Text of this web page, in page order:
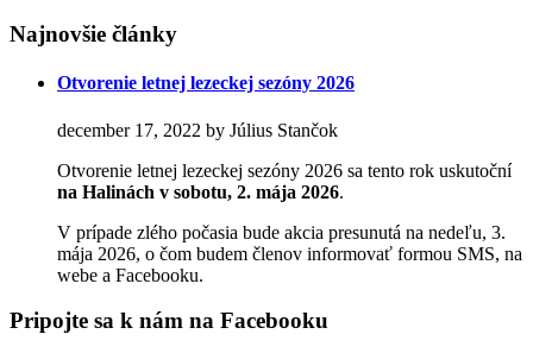
Najnovšie články
Otvorenie letnej lezeckej sezóny 2026
december 17, 2022 by Július Stančok
Otvorenie letnej lezeckej sezóny 2026 sa tento rok uskutoční
na Halinách v sobotu, 2. mája 2026.
V prípade zlého počasia bude akcia presunutá na nedeľu, 3.
mája 2026, o čom budem členov informovať formou SMS, na
webe a Facebooku.
Pripojte sa k nám na Facebooku